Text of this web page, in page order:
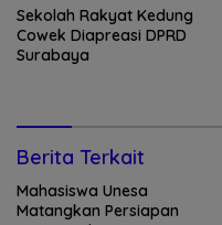
Sekolah Rakyat Kedung
Cowek Diapreasi DPRD
Surabaya
Berita Terkait
Mahasiswa Unesa
Matangkan Persiapan